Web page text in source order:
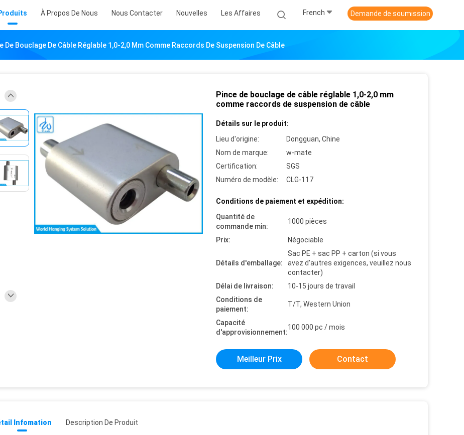
À Propos De Nous Nous Contacter Nouvelles Les Affaires French Demande de soumission
De Bouclage De Câble Réglable 1,0-2,0 Mm Comme Raccords De Suspension De Câble
Pince de bouclage de câble réglable 1,0-2,0 mm
comme raccords de suspension de câble
Détails sur le produit:
Lieu d'origine:
Dongguan, Chine
Nom de marque:
w-mate
Certification:
SGS
Numéro de modèle:
CLG-117
Conditions de paiement et expédition:
Quantité de
commande min:
1000 pièces
Prix: Négociable
Détails d'emballage:
Sac PE + sac PP + carton (si vous
avez d'autres exigences, veuillez nous
contacter)
Délai de livraison:
10-15 jours de travail
Conditions de
paiement:
T/T, Western Union
Capacité
d'approvisionnement:
100 000 pc / mois
Meilleur Prix Contact
Infomation Description De Produit